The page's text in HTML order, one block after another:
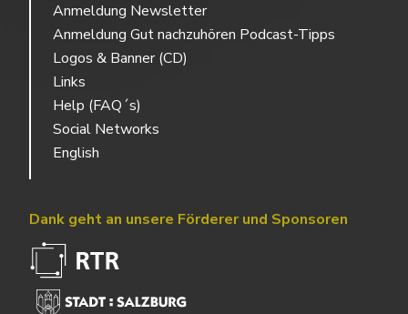
Anmeldung Newsletter
Anmeldung Gut nachzuhören Podcast-Tipps
Logos & Banner (CD)
Links
Help (FAQ´s)
Social Networks
English
Dank geht an unsere Förderer und Sponsoren